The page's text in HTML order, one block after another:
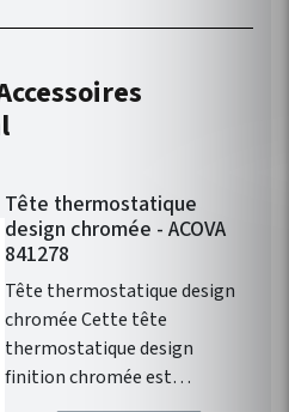
Tête thermostatique
design chromée - ACOVA
841278
Tête thermostatique design
chromée Cette tête
thermostatique design
finition chromée est
compatible avec l'ensemble